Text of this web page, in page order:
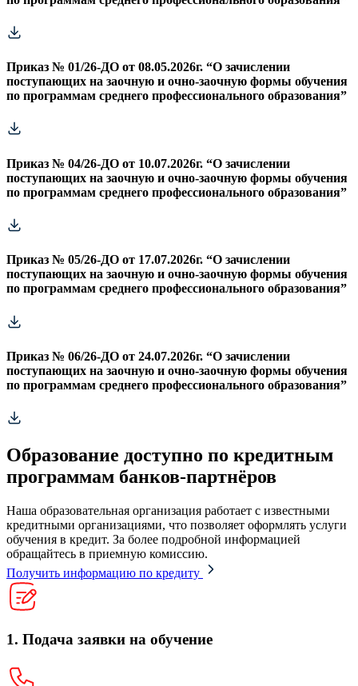
Приказ № 01/26-ДО от 08.05.2026г. “О зачислении
поступающих на заочную и очно-заочную формы обучения
по программам среднего профессионального образования”
Приказ № 04/26-ДО от 10.07.2026г. “О зачислении
поступающих на заочную и очно-заочную формы обучения
по программам среднего профессионального образования”
Приказ № 05/26-ДО от 17.07.2026г. “О зачислении
поступающих на заочную и очно-заочную формы обучения
по программам среднего профессионального образования”
Приказ № 06/26-ДО от 24.07.2026г. “О зачислении
поступающих на заочную и очно-заочную формы обучения
по программам среднего профессионального образования”
Образование доступно по кредитным
программам банков-партнёров
Наша образовательная организация работает с известными
кредитными организациями, что позволяет оформлять услуги
обучения в кредит. За более подробной информацией
обращайтесь в приемную комиссию.
Получить информацию по кредиту
1. Подача заявки на обучение